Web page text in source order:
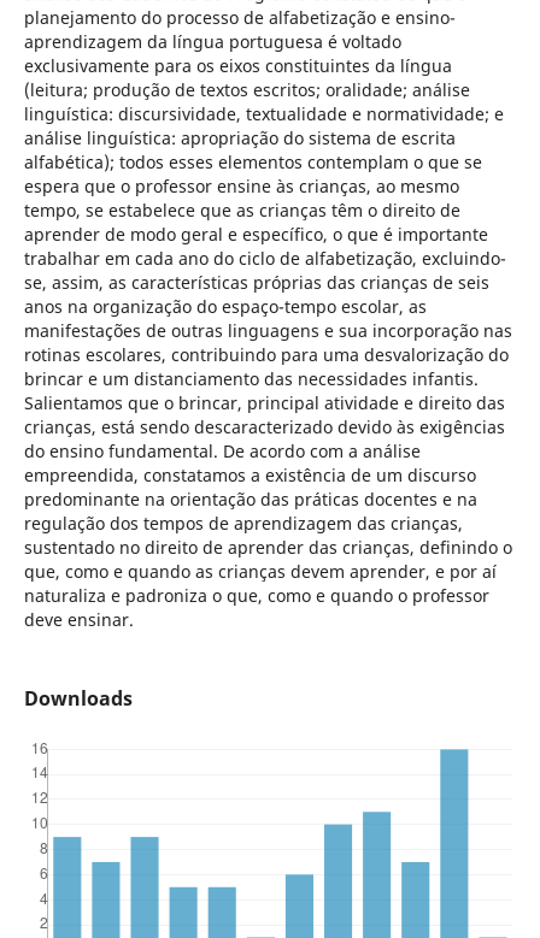
planejamento do processo de alfabetização e ensino-
aprendizagem da língua portuguesa é voltado
exclusivamente para os eixos constituintes da língua
(leitura; produção de textos escritos; oralidade; análise
linguística: discursividade, textualidade e normatividade; e
análise linguística: apropriação do sistema de escrita
alfabética); todos esses elementos contemplam o que se
espera que o professor ensine às crianças, ao mesmo
tempo, se estabelece que as crianças têm o direito de
aprender de modo geral e específico, o que é importante
trabalhar em cada ano do ciclo de alfabetização, excluindo-
se, assim, as características próprias das crianças de seis
anos na organização do espaço-tempo escolar, as
manifestações de outras linguagens e sua incorporação nas
rotinas escolares, contribuindo para uma desvalorização do
brincar e um distanciamento das necessidades infantis.
Salientamos que o brincar, principal atividade e direito das
crianças, está sendo descaracterizado devido às exigências
do ensino fundamental. De acordo com a análise
empreendida, constatamos a existência de um discurso
predominante na orientação das práticas docentes e na
regulação dos tempos de aprendizagem das crianças,
sustentado no direito de aprender das crianças, definindo o
que, como e quando as crianças devem aprender, e por aí
naturaliza e padroniza o que, como e quando o professor
deve ensinar.
Downloads